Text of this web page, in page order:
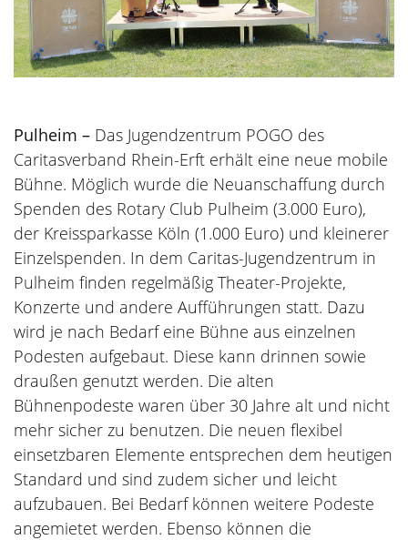
Pulheim – Das Jugendzentrum POGO des
Caritasverband Rhein-Erft erhält eine neue mobile
Bühne. Möglich wurde die Neuanschaffung durch
Spenden des Rotary Club Pulheim (3.000 Euro),
der Kreissparkasse Köln (1.000 Euro) und kleinerer
Einzelspenden. In dem Caritas-Jugendzentrum in
Pulheim finden regelmäßig Theater-Projekte,
Konzerte und andere Aufführungen statt. Dazu
wird je nach Bedarf eine Bühne aus einzelnen
Podesten aufgebaut. Diese kann drinnen sowie
draußen genutzt werden. Die alten
Bühnenpodeste waren über 30 Jahre alt und nicht
mehr sicher zu benutzen. Die neuen flexibel
einsetzbaren Elemente entsprechen dem heutigen
Standard und sind zudem sicher und leicht
aufzubauen. Bei Bedarf können weitere Podeste
angemietet werden. Ebenso können die